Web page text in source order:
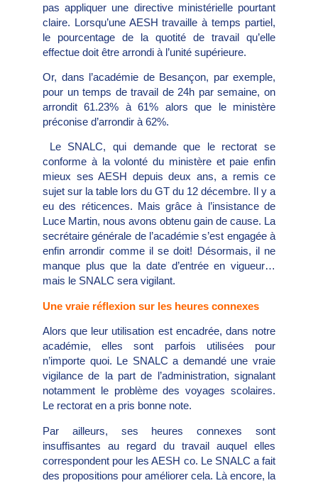
pas appliquer une directive ministérielle pourtant
claire. Lorsqu’une AESH travaille à temps partiel,
le pourcentage de la quotité de travail qu’elle
effectue doit être arrondi à l’unité supérieure.
Or, dans l’académie de Besançon, par exemple,
pour un temps de travail de 24h par semaine, on
arrondit 61.23% à 61% alors que le ministère
préconise d’arrondir à 62%.
Le SNALC, qui demande que le rectorat se
conforme à la volonté du ministère et paie enfin
mieux ses AESH depuis deux ans, a remis ce
sujet sur la table lors du GT du 12 décembre. Il y a
eu des réticences. Mais grâce à l’insistance de
Luce Martin, nous avons obtenu gain de cause. La
secrétaire générale de l’académie s’est engagée à
enfin arrondir comme il se doit! Désormais, il ne
manque plus que la date d’entrée en vigueur…
mais le SNALC sera vigilant.
Une vraie réflexion sur les heures connexes
Alors que leur utilisation est encadrée, dans notre
académie, elles sont parfois utilisées pour
n’importe quoi. Le SNALC a demandé une vraie
vigilance de la part de l’administration, signalant
notamment le problème des voyages scolaires.
Le rectorat en a pris bonne note.
Par ailleurs, ses heures connexes sont
insuffisantes au regard du travail auquel elles
correspondent pour les AESH co. Le SNALC a fait
des propositions pour améliorer cela. Là encore, la